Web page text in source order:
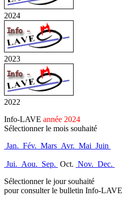
2024
2023
2022
Info-LAVE année 2024
Sélectionner le mois souhaité
Jan. Fév. Mars Avr. Mai Juin
Jui. Aou. Sep. Oct. Nov. Dec.
Sélectionner le jour souhaité
pour consulter le bulletin Info-LAVE